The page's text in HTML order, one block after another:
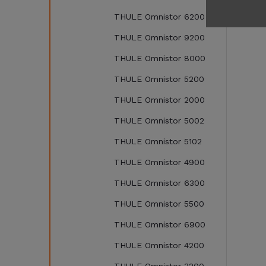
THULE Omnistor 6200
THULE Omnistor 9200
THULE Omnistor 8000
THULE Omnistor 5200
THULE Omnistor 2000
THULE Omnistor 5002
THULE Omnistor 5102
THULE Omnistor 4900
THULE Omnistor 6300
THULE Omnistor 5500
THULE Omnistor 6900
THULE Omnistor 4200